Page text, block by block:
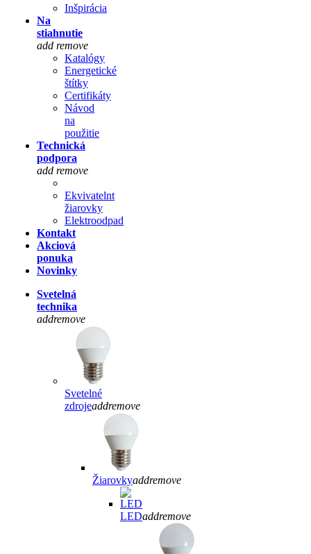
Inšpirácia
Na
stiahnutie
add remove
Katalógy
Energetické
štítky
Certifikáty
Návod
na
použitie
Technická
podpora
add remove
Ekvivatelnt
žiarovky
Elektroodpad
Kontakt
Akciová
ponuka
Novinky
Svetelná
technika
addremove
Svetelné
zdrojeaddremove
Žiarovkyaddremove
LEDaddremove